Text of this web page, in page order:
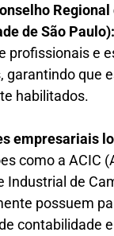
Regional
de São Paulo):
profissionais e
garantindo que
habilitados.
empresariais
como a ACIC
Industrial de
possuem
contabilidade